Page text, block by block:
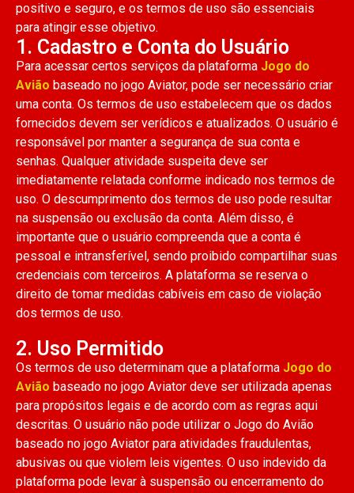
positivo e seguro, e os termos de uso são essenciais
para atingir esse objetivo.
1. Cadastro e Conta do Usuário
Para acessar certos serviços da plataforma Jogo do
Avião baseado no jogo Aviator, pode ser necessário criar
uma conta. Os termos de uso estabelecem que os dados
fornecidos devem ser verídicos e atualizados. O usuário é
responsável por manter a segurança de sua conta e
senhas. Qualquer atividade suspeita deve ser
imediatamente relatada conforme indicado nos termos de
uso. O descumprimento dos termos de uso pode resultar
na suspensão ou exclusão da conta. Além disso, é
importante que o usuário compreenda que a conta é
pessoal e intransferível, sendo proibido compartilhar suas
credenciais com terceiros. A plataforma se reserva o
direito de tomar medidas cabíveis em caso de violação
dos termos de uso.
2. Uso Permitido
Os termos de uso determinam que a plataforma Jogo do
Avião baseado no jogo Aviator deve ser utilizada apenas
para propósitos legais e de acordo com as regras aqui
descritas. O usuário não pode utilizar o Jogo do Avião
baseado no jogo Aviator para atividades fraudulentas,
abusivas ou que violem leis vigentes. O uso indevido da
plataforma pode levar à suspensão ou encerramento do